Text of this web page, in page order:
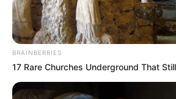
A Rihanna Museum Is Probably
BRAINBERRIES
BRAINBERRIES
17 Rare Churches Underground That